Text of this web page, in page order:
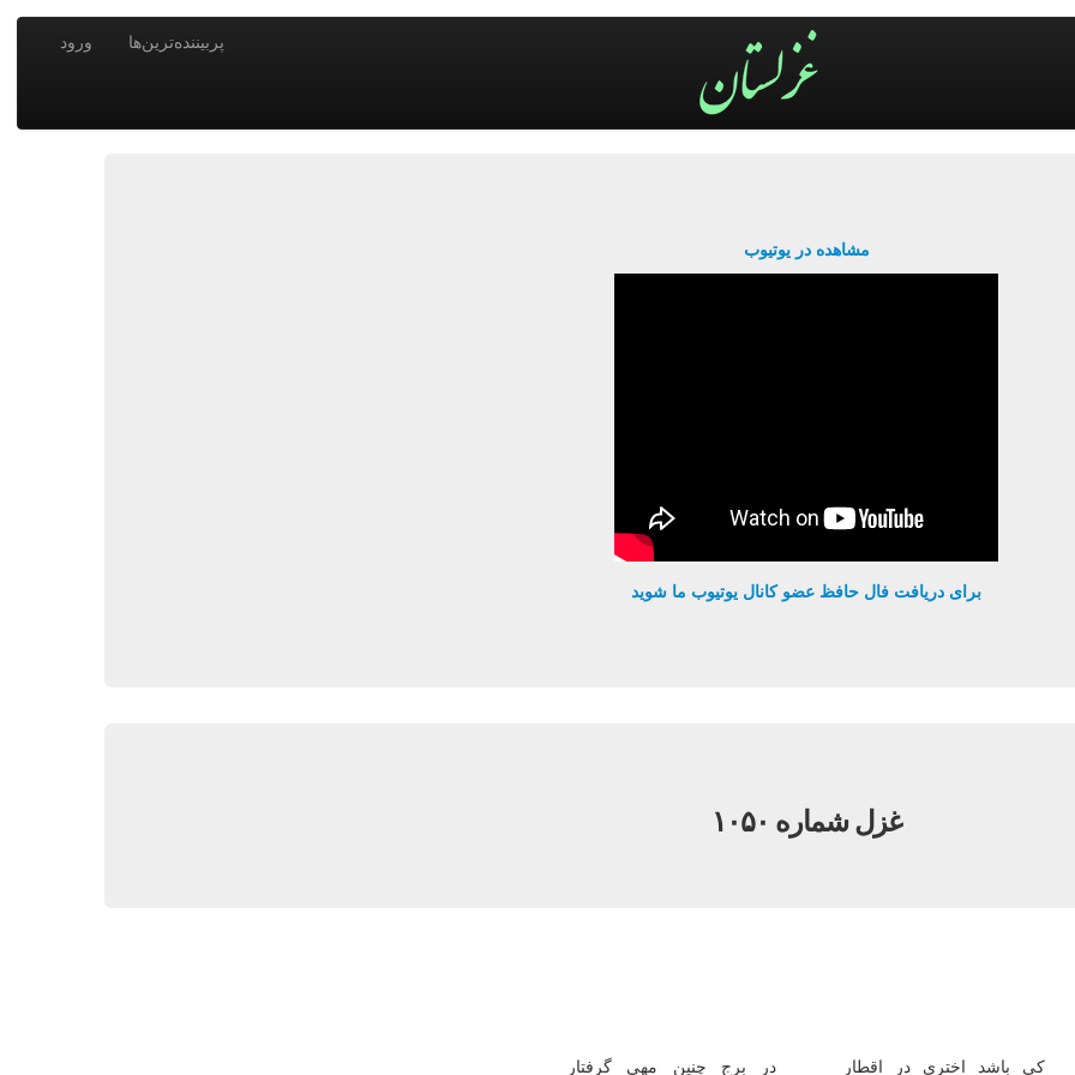
پربیننده‌ترین‌ها ورود
مشاهده در یوتیوب
برای دریافت فال حافظ عضو کانال یوتیوب ما شوید
غزل شماره ۱۰۵۰
كی باشد اختری در اقطار در برج چنین مهی گرفتار